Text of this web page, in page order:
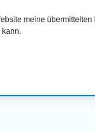
meine